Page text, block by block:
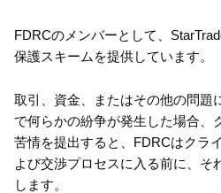
FDRCのメンバーとして、
保護スキームを提供しています。
取引、資金、またはその他の問題
で何らかの紛争が発生した場合、
苦情を提出すると、FDRCはクラ
よび交渉プロセスに入る前に、そ
します。